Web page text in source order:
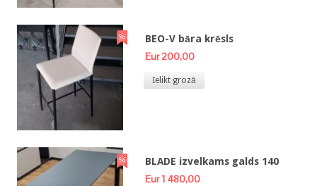
BEO-V bāra krēsls
Eur 200,00
Ielikt grozā
BLADE izvelkams galds 140
Eur 1 480,00